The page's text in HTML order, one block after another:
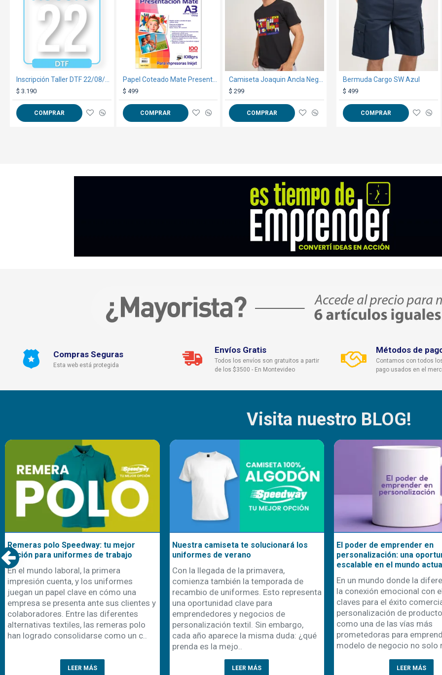
GARANTÍA:ver condiciones
$ 3.190
COMPRAR
Papel Coteado Mate Presentacion A3 100 Hojas
$ 499
COMPRAR
$ 299
COMPRAR
$ 159
COMPRAR
Bermuda Cargo SW Azul
$ 499
COMPRAR
Compras Seguras
Esta web está protegida
Envíos Gratis
Todos los envíos son gratuitos a partir
de los $3500 - En Montevideo
Métodos de
Contamos con todos
pago usados en el
Visita nuestro BLOG!
Remeras polo Speedway: tu mejor
opción para uniformes de trabajo
En el mundo laboral, la primera
impresión cuenta, y los uniformes
juegan un papel clave en cómo una
empresa se presenta ante sus clientes y
colaboradores. Entre las diferentes
alternativas textiles, las remeras polo
han logrado consolidarse como un c..
LEER MÁS
Nuestra camiseta te solucionará los
uniformes de verano
Con la llegada de la primavera,
comienza también la temporada de
recambio de uniformes. Esto representa
una oportunidad clave para
emprendedores y negocios de
personalización textil. Sin embargo,
cada año aparece la misma duda: ¿qué
prenda es la mejo..
LEER MÁS
El poder de emprender en
personalización: una
escalable en el mundo
En un mundo donde la
la conexión emocional con
claves para el éxito
personalización de
como una de las vías más
prometedoras para
modelo de negocio no solo
LEER MÁS